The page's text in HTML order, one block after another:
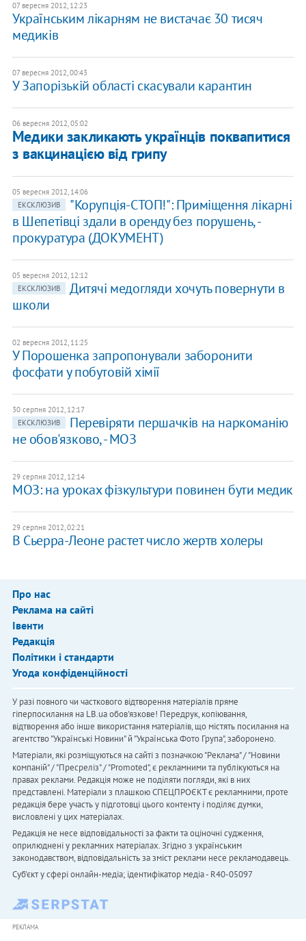
07 вересня 2012, 12:23
Українським лікарням не вистачає 30 тисяч
медиків
07 вересня 2012, 00:43
У Запорізькій області скасували карантин
06 вересня 2012, 05:02
Медики закликають українців поквапитися
з вакцинацією від грипу
05 вересня 2012, 14:06
ЕКСКЛЮЗИВ
"Корупція-СТОП!": Приміщення лікарні
в Шепетівці здали в оренду без порушень, -
прокуратура (ДОКУМЕНТ)
05 вересня 2012, 12:12
ЕКСКЛЮЗИВ
Дитячі медогляди хочуть повернути в
школи
02 вересня 2012, 11:25
У Порошенка запропонували заборонити
фосфати у побутовій хімії
30 серпня 2012, 12:17
ЕКСКЛЮЗИВ
Перевіряти першачків на наркоманію
не обов'язково, - МОЗ
29 серпня 2012, 12:14
МОЗ: на уроках фізкультури повинен бути медик
29 серпня 2012, 02:21
В Сьерра-Леоне растет число жертв холеры
Про нас
Реклама на сайті
Івенти
Редакція
Політики і стандарти
Угода конфіденційності
У разі повного чи часткового відтворення матеріалів пряме
гіперпосилання на LB.ua обов'язкове! Передрук, копіювання,
відтворення або інше використання матеріалів, що містять посилання на
агентство "Українськi Новини" й "Українська Фото Група", заборонено.
Матеріали, які розміщуються на сайті з позначкою "Реклама" / "Новини
компаній" / "Пресреліз" / "Promoted", є рекламними та публікуються на
правах реклами. Редакція може не поділяти погляди, які в них
представлені. Матеріали з плашкою СПЕЦПРОЄКТ є рекламними, проте
редакція бере участь у підготовці цього контенту і поділяє думки,
висловлені у цих матеріалах.
Редакція не несе відповідальності за факти та оціночні судження,
оприлюднені у рекламних матеріалах. Згідно з українським
законодавством, відповідальність за зміст реклами несе рекламодавець.
Cуб'єкт у сфері онлайн-медіа; ідентифікатор медіа - R40-05097
РЕКЛАМА